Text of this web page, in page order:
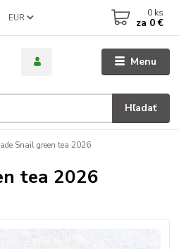
Menu
EUR
Hľadať
0 ks
za 0 €
Snail green tea 2026
tea 2026